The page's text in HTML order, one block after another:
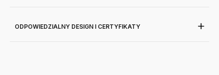
ODPOWIEDZIALNY DESIGN I CERTYFIKATY